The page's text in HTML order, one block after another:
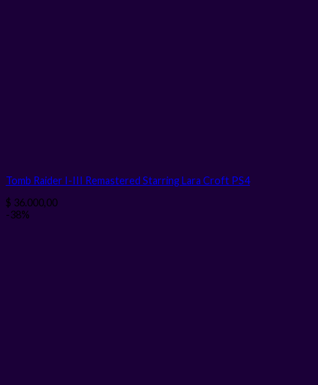
Tomb Raider I-III Remastered Starring Lara Croft PS4
$ 36.000,00
-38%